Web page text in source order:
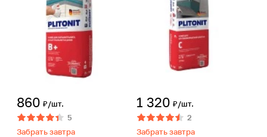
860 ₽/шт.
5
Забрать завтра
1 320 ₽/шт.
2
Забрать завтра